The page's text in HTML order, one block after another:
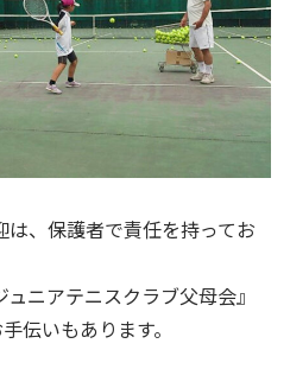
、保護者で責任を持ってお
ニアテニスクラブ父母会』
伝いもあります。